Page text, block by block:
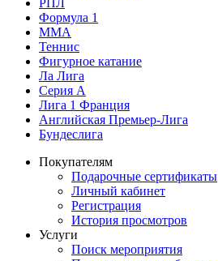
Формула 1
MMA
Теннис
Фигурное катание
Ла Лига
Серия А
Лига 1 Франция
Английская Премьер-Лига
Бундеслига
Покупателям
Подарочные сертификаты
Личный кабинет
Регистрация
История просмотров
Услуги
Поиск мероприятия